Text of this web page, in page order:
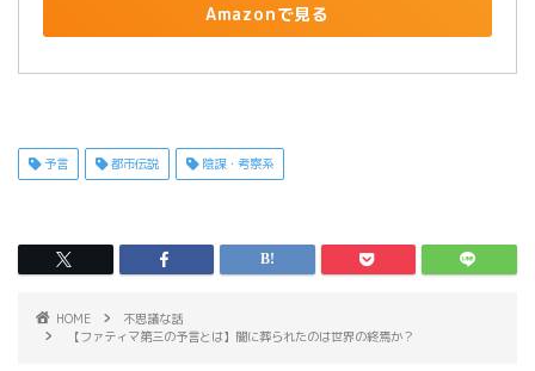
Amazonで見る
予言 都市伝説 陰謀・考察系
HOME
不思議な話
【ファティマ第三の予言とは】闇に葬られたのは世界の終焉か？